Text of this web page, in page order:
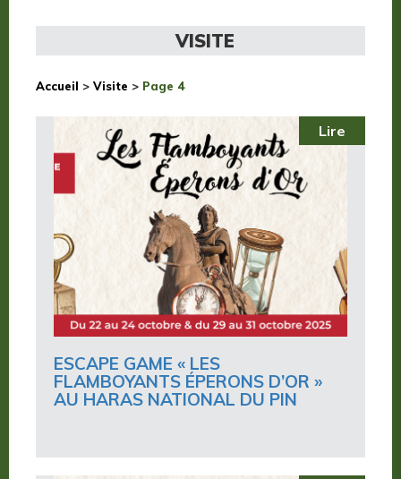
VISITE
Accueil > Visite > Page 4
Lire
ESCAPE GAME « LES
FLAMBOYANTS ÉPERONS D’OR »
AU HARAS NATIONAL DU PIN